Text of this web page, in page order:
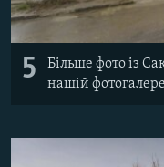
5
Більше фото із
нашій